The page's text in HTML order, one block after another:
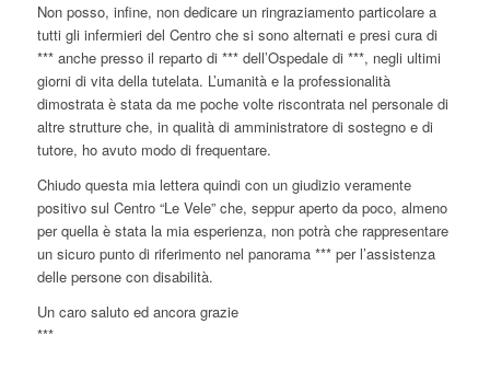
Non posso, infine, non dedicare un ringraziamento particolare a
tutti gli infermieri del Centro che si sono alternati e presi cura di
*** anche presso il reparto di *** dell’Ospedale di ***, negli ultimi
giorni di vita della tutelata. L’umanità e la professionalità
dimostrata è stata da me poche volte riscontrata nel personale di
altre strutture che, in qualità di amministratore di sostegno e di
tutore, ho avuto modo di frequentare.
Chiudo questa mia lettera quindi con un giudizio veramente
positivo sul Centro “Le Vele” che, seppur aperto da poco, almeno
per quella è stata la mia esperienza, non potrà che rappresentare
un sicuro punto di riferimento nel panorama *** per l’assistenza
delle persone con disabilità.
Un caro saluto ed ancora grazie
***